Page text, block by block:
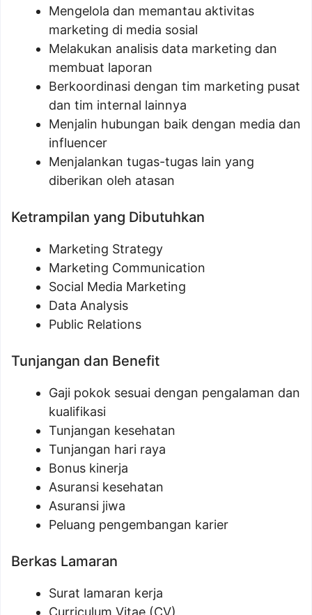
Mengelola dan memantau aktivitas
marketing di media sosial
Melakukan analisis data marketing dan
membuat laporan
Berkoordinasi dengan tim marketing pusat
dan tim internal lainnya
Menjalin hubungan baik dengan media dan
influencer
Menjalankan tugas-tugas lain yang
diberikan oleh atasan
Ketrampilan yang Dibutuhkan
Marketing Strategy
Marketing Communication
Social Media Marketing
Data Analysis
Public Relations
Tunjangan dan Benefit
Gaji pokok sesuai dengan pengalaman dan
kualifikasi
Tunjangan kesehatan
Tunjangan hari raya
Bonus kinerja
Asuransi kesehatan
Asuransi jiwa
Peluang pengembangan karier
Berkas Lamaran
Surat lamaran kerja
Curriculum Vitae (CV)